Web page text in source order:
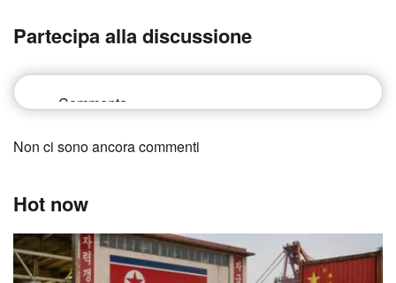
Partecipa alla discussione
Non ci sono ancora commenti
Hot now